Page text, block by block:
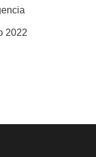
2022